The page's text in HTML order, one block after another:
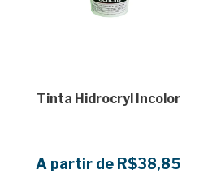
Tinta Hidrocryl Incolor
A partir de R$38,85